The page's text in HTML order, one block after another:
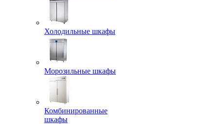
Холодильные шкафы
Морозильные шкафы
Комбинированные
шкафы